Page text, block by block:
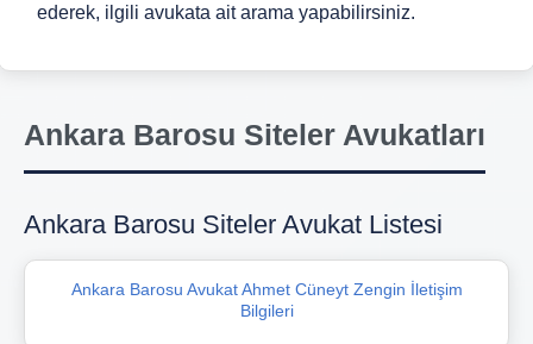
ederek, ilgili avukata ait arama yapabilirsiniz.
Ankara Barosu Siteler Avukatları
Ankara Barosu Siteler Avukat Listesi
Ankara Barosu Avukat Ahmet Cüneyt Zengin İletişim
Bilgileri